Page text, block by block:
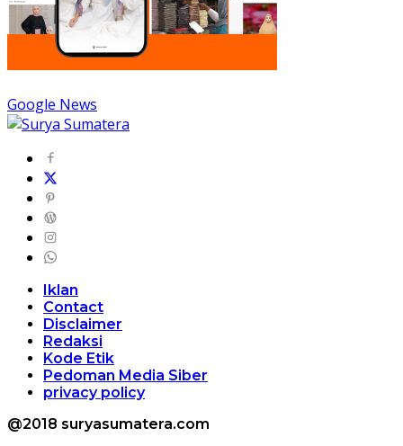
Google News
Iklan
Contact
Disclaimer
Redaksi
Kode Etik
Pedoman Media Siber
privacy policy
@2018 suryasumatera.com